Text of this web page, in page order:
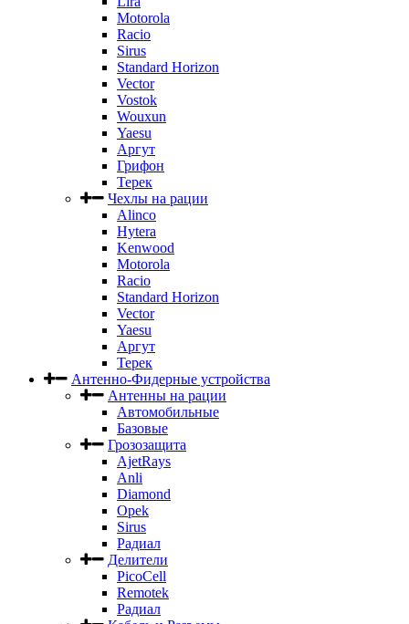
Motorola
Racio
Sirus
Standard Horizon
Vector
Vostok
Wouxun
Yaesu
Аргут
Грифон
Терек
Чехлы на рации
Alinco
Hytera
Kenwood
Motorola
Racio
Standard Horizon
Vector
Yaesu
Аргут
Терек
Антенно-Фидерные устройства
Антенны на рации
Автомобильные
Базовые
Грозозащита
AjetRays
Anli
Diamond
Opek
Sirus
Радиал
Делители
PicoCell
Remotek
Радиал